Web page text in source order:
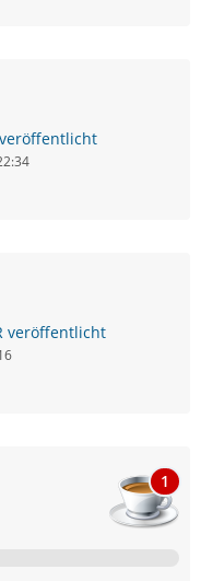
veröffentlicht
1